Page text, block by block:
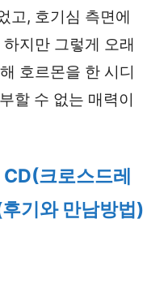
고, 호기심 측면에
지만 그렇게 오래
호르몬을 한 시디
할 수 없는 매력이
크로스드레
기와 만남방법)